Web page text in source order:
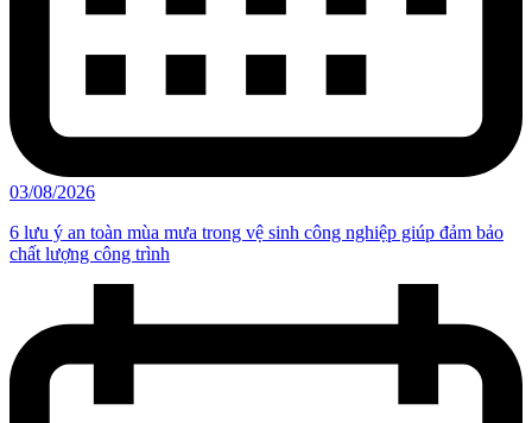
03/08/2026
6 lưu ý an toàn mùa mưa trong vệ sinh công nghiệp giúp đảm bảo
chất lượng công trình